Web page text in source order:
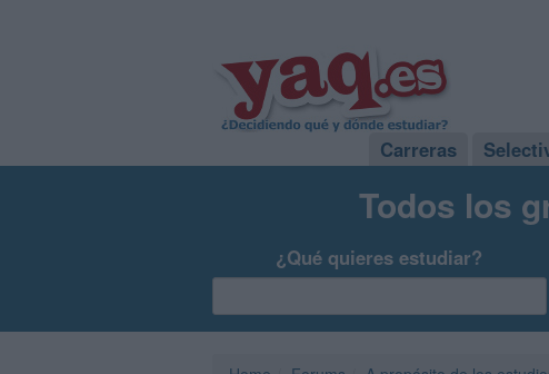
Carreras
Todos los
¿Qué quieres estudiar?